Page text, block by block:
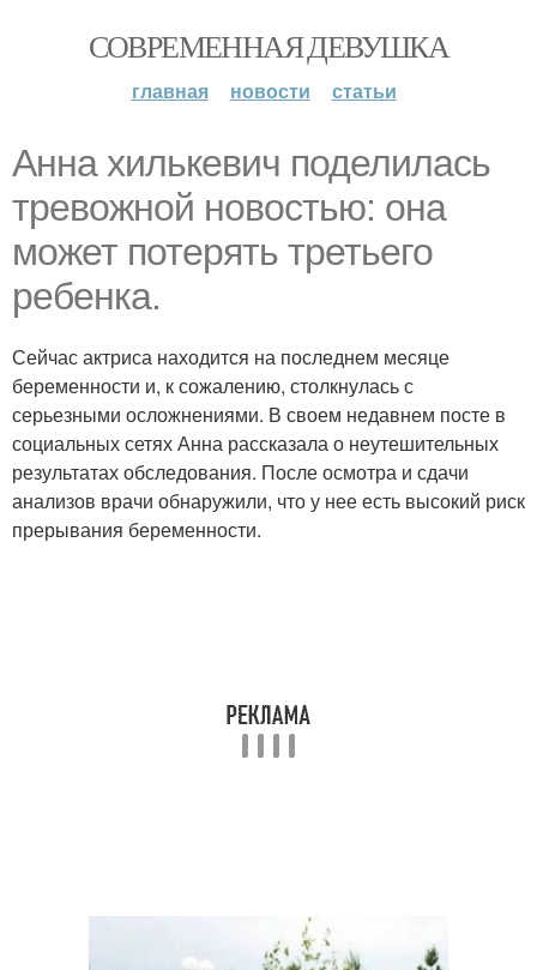
СОВРЕМЕННАЯ ДЕВУШКА
главная новости статьи
Анна хилькевич поделилась
тревожной новостью: она
может потерять третьего
ребенка.
Сейчас актриса находится на последнем месяце
беременности и, к сожалению, столкнулась с
серьезными осложнениями. В своем недавнем посте в
социальных сетях Анна рассказала о неутешительных
результатах обследования. После осмотра и сдачи
анализов врачи обнаружили, что у нее есть высокий риск
прерывания беременности.